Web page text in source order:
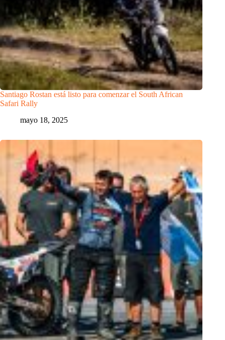
Santiago Rostan está listo para comenzar el South African
Safari Rally
mayo 18, 2025